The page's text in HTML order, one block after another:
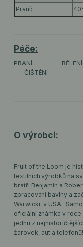
Praní:
40°
Péče:
PRANÍ BĚLENÍ
ČIŠTĚNÍ
O výrobci:
Fruit of the Loom je
textilních výrobků na
bratři Benjamin a
zpracování bavlny a
Warwicku v USA.
oficiální známka v roce
jednu z
žárovek, aut a telefonů!